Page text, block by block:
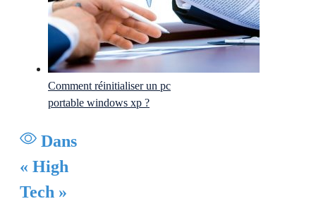
Comment réinitialiser un pc
portable windows xp ?
Dans
« High
Tech »